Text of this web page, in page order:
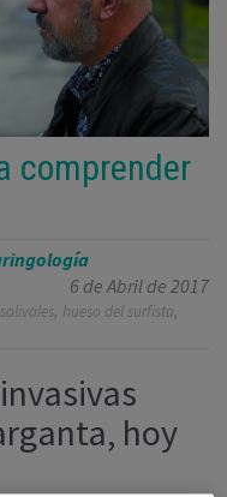
comprender
6 de Abril de 2017
, hueso del surfista,
hoy